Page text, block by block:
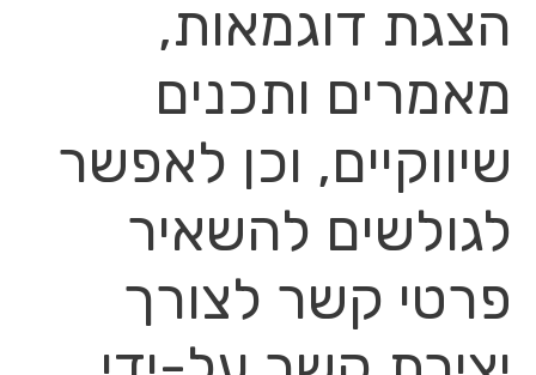
הצגת דוגמאות,
מאמרים ותכנים
שיווקיים, וכן לאפשר
לגולשים להשאיר
פרטי קשר לצורך